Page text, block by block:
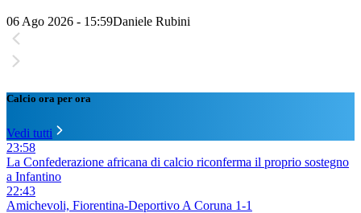
06 Ago 2026 - 15:59Daniele Rubini
Calcio ora per ora
Vedi tutti
23:58
La Confederazione africana di calcio riconferma il proprio sostegno
a Infantino
22:43
Amichevoli, Fiorentina-Deportivo A Coruna 1-1